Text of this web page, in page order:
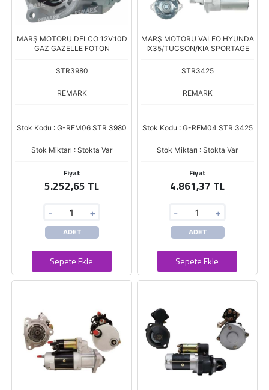
MARŞ MOTORU DELCO 12V.10D
GAZ GAZELLE FOTON
STR3980
REMARK
Stok Kodu : G-REM06 STR 3980
Stok Miktarı : Stokta Var
Fiyat
5.252,65 TL
- +
ADET
Sepete Ekle
MARŞ MOTORU VALEO HYUNDA
IX35/TUCSON/KIA SPORTAGE
STR3425
REMARK
Stok Kodu : G-REM04 STR 3425
Stok Miktarı : Stokta Var
Fiyat
4.861,37 TL
- +
ADET
Sepete Ekle